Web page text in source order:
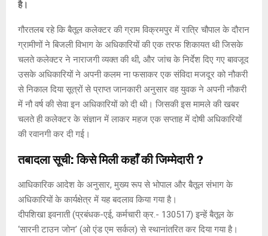
है।
गौरतलब रहे कि बैतूल कलेक्टर की ग्राम विक्रमपुर में रात्रि चौपाल के दौरान
ग्रामीणों ने बिजली विभाग के अधिकारियों की एक तरफ शिकायत थी जिसके
चलते कलेक्टर ने नाराजगी व्यक्त की थी, और जांच के निर्देश दिए गए बावजूद
उसके अधिकारियों ने अपनी कलम ना फसाकर एक संविदा मजदूर को नौकरी
से निकाल दिया सूत्रों से प्राप्त जानकारी अनुसार वह युवक ने अपनी नौकरी
में नौ वर्ष की सेवा इन अधिकारियों को दी थी। जिसकी इस मामले की खबर
चलते ही कलेक्टर के संज्ञान में लाकर महज एक सप्ताह में दोषी अधिकारियों
की रवानगी कर दी गई।
तबादला सूची: किसे मिली कहाँ की जिम्मेदारी ?
आधिकारिक आदेश के अनुसार, मुख्य रूप से भोपाल और बैतूल संभाग के
अधिकारियों के कार्यक्षेत्र में यह बदलाव किया गया है।
दीपशिखा इवनाती (प्रबंधक-एई, कर्मचारी क्र.- 130517) इन्हें बैतूल के
‘सारनी टाउन जोन’ (ओ एंड एम सर्कल) से स्थानांतरित कर दिया गया है।